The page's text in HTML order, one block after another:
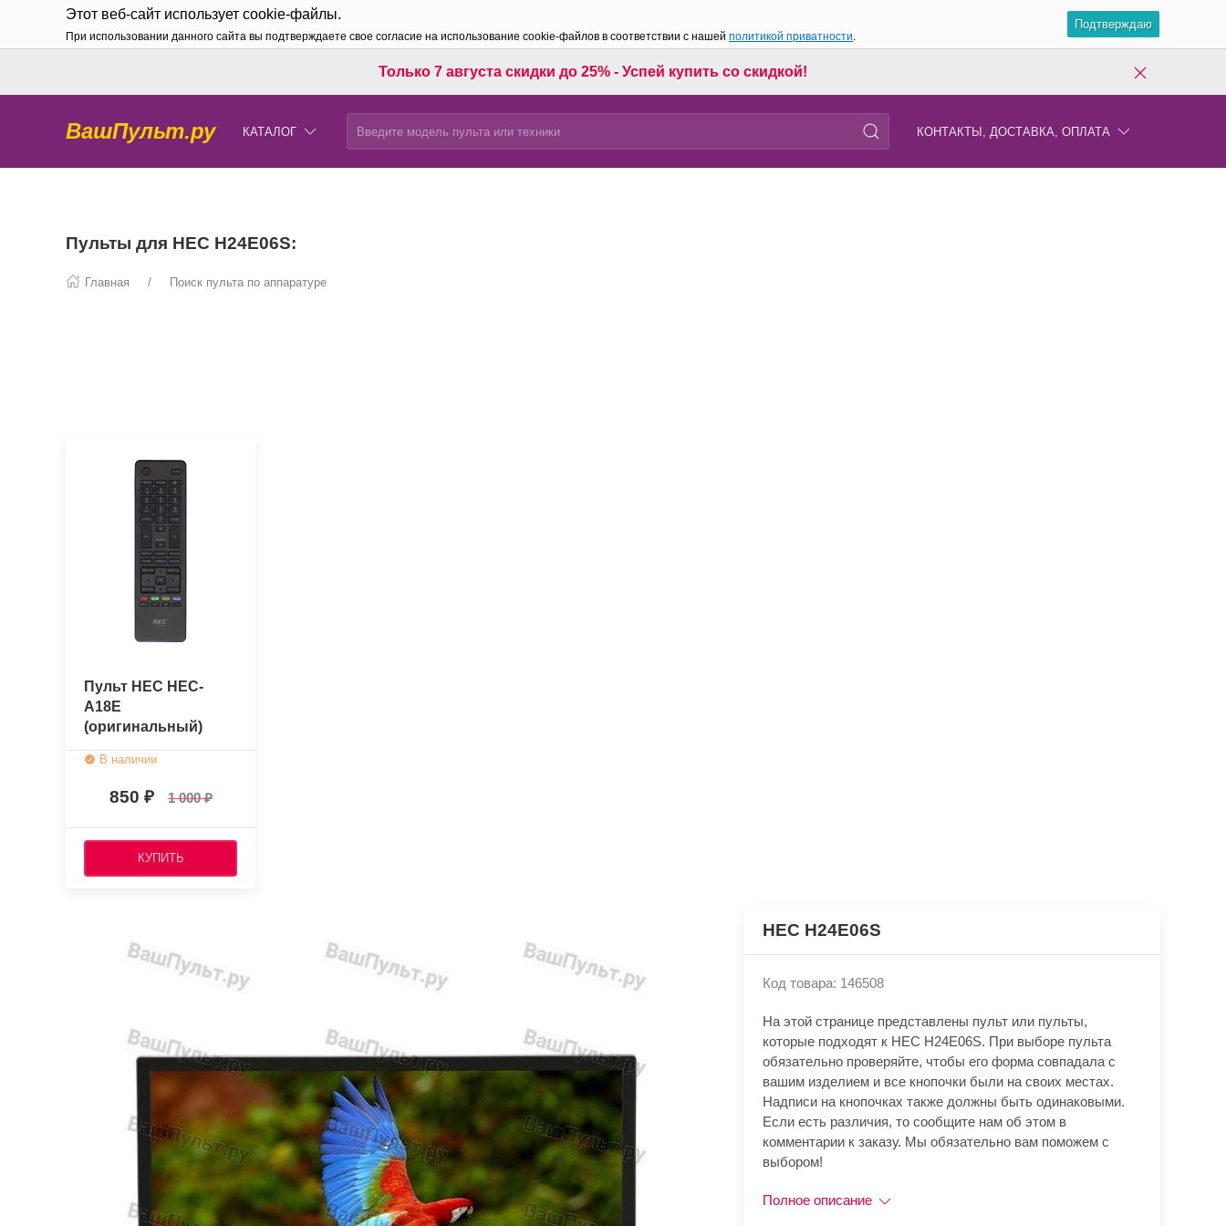
Этот веб-сайт использует cookie-файлы.
При использовании данного сайта вы подтверждаете свое согласие на использование cookie-файлов в соответствии с нашей политикой приватности.
Подтверждаю
Только 7 августа скидки до 25% - Успей купить со скидкой!
ВашПульт.ру КАТАЛОГ КОНТАКТЫ, ДОСТАВКА, ОПЛАТА
Пульты для HEC H24E06S:
Главная Поиск пульта по аппаратуре
Пульт HEC HEC-
A18E
(оригинальный)
В наличии
850 1 000
КУПИТЬ
HEC H24E06S
Код товара: 146508
На этой странице представлены пульт или пульты,
которые подходят к HEC H24E06S. При выборе пульта
обязательно проверяйте, чтобы его форма совпадала с
вашим изделием и все кнопочки были на своих местах.
Надписи на кнопочках также должны быть одинаковыми.
Если есть различия, то сообщите нам об этом в
комментарии к заказу. Мы обязательно вам поможем с
выбором!
Полное описание